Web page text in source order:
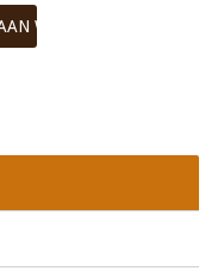
WINKELWAGEN